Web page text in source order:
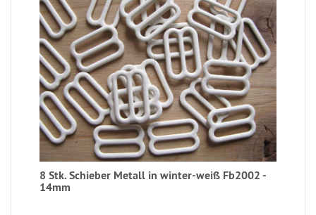
8 Stk. Schieber Metall in winter-weiß Fb2002 -
14mm